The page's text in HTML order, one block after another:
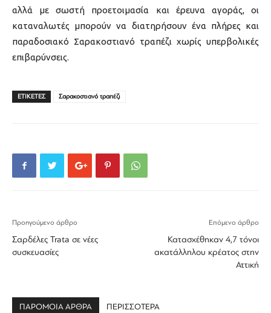
αλλά με σωστή προετοιμασία και έρευνα αγοράς, οι
καταναλωτές μπορούν να διατηρήσουν ένα πλήρες και
παραδοσιακό Σαρακοστιανό τραπέζι χωρίς υπερβολικές
επιβαρύνσεις.
ΕΤΙΚΕΤΕΣ Σαρακοστιανό τραπέζι
Προηγούμενο άρθρο
Σαρδέλες Trata σε νέες
συσκευασίες
Επόμενο άρθρο
Κατασχέθηκαν 4,7 τόνοι
ακατάλληλου κρέατος στην
Αττική
ΠΑΡΟΜΟΙΑ ΑΡΘΡΑ ΠΕΡΙΣΣΟΤΕΡΑ